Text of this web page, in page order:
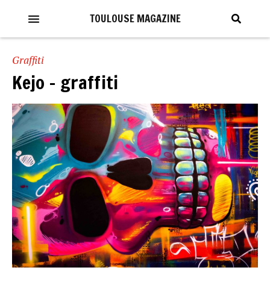
TOULOUSE MAGAZINE
Graffiti
Kejo – graffiti